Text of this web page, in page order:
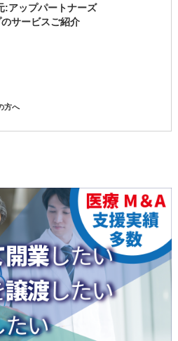
:アップパートナーズ
サービスご紹介
方へ